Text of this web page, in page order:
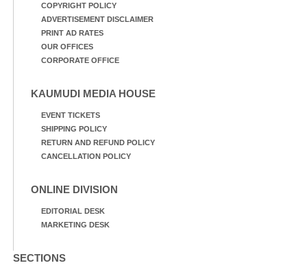
COPYRIGHT POLICY
ADVERTISEMENT DISCLAIMER
PRINT AD RATES
OUR OFFICES
CORPORATE OFFICE
KAUMUDI MEDIA HOUSE
EVENT TICKETS
SHIPPING POLICY
RETURN AND REFUND POLICY
CANCELLATION POLICY
ONLINE DIVISION
EDITORIAL DESK
MARKETING DESK
SECTIONS